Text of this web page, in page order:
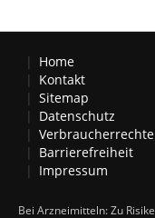
Home
Kontakt
Sitemap
Datenschutz
Verbraucherrechte
Barrierefreiheit
Impressum
Bei Arzneimitteln: Zu